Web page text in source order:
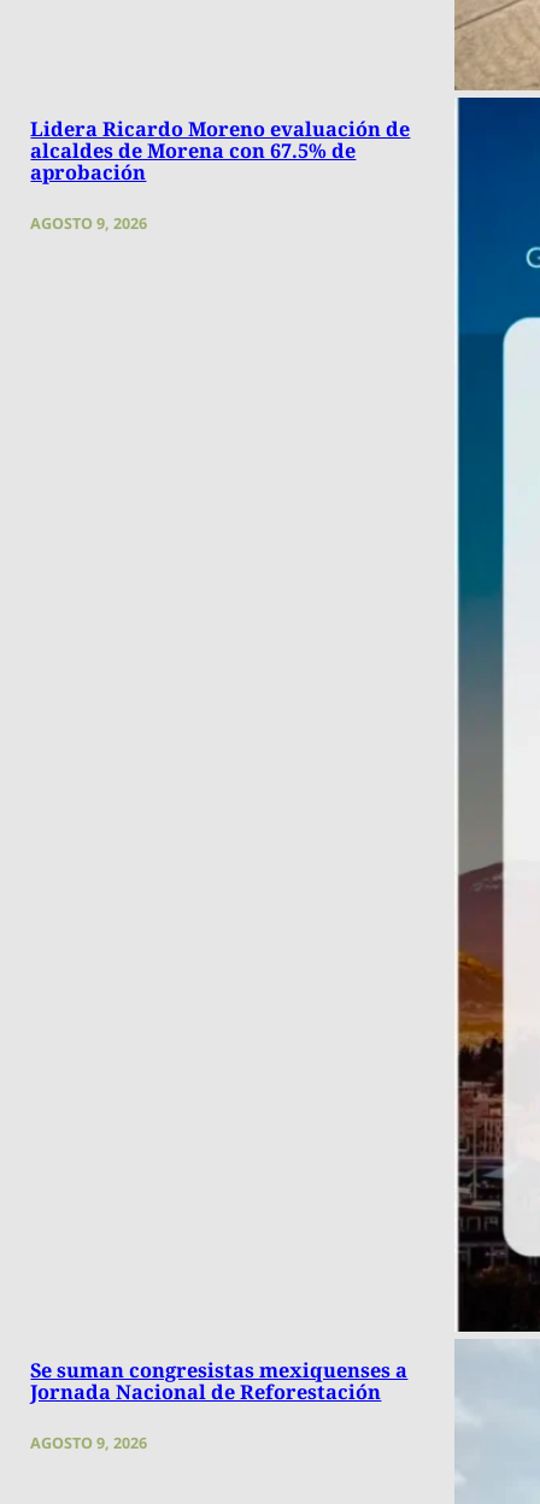
Lidera Ricardo Moreno evaluación de
alcaldes de Morena con 67.5% de
aprobación
AGOSTO 9, 2026
Se suman congresistas mexiquenses a
Jornada Nacional de Reforestación
AGOSTO 9, 2026